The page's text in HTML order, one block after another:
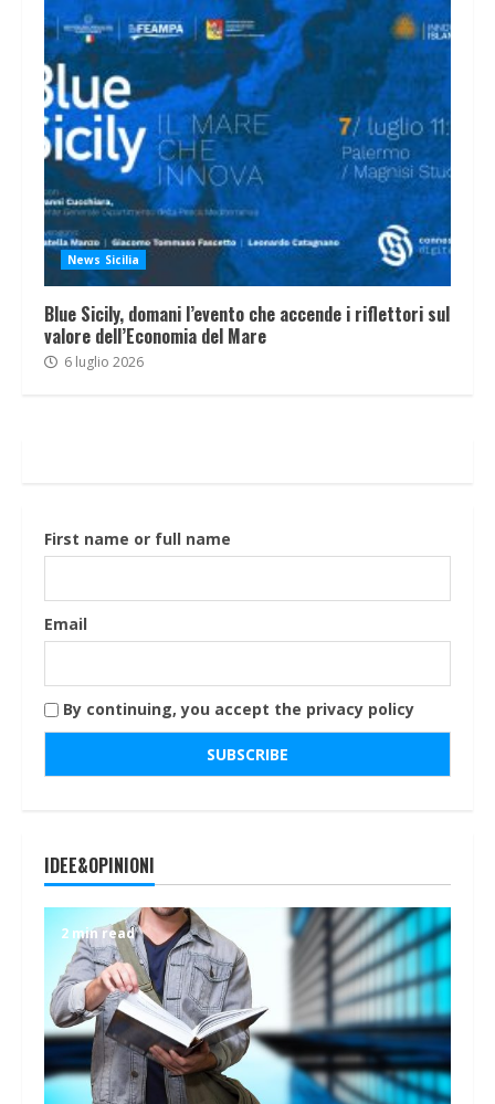
News Sicilia
Blue Sicily, domani l’evento che accende i riflettori sul
valore dell’Economia del Mare
6 luglio 2026
First name or full name
Email
By continuing, you accept the privacy policy
IDEE&OPINIONI
2 min read